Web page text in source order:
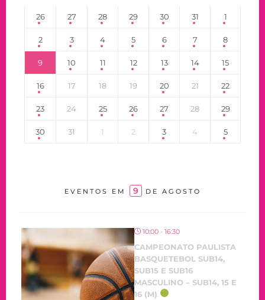
26 27 28 29 30 31 1
2 3 4 5 6 7 8
9 10 11 12 13 14 15
16 17 18 19 20 21 22
23 24 25 26 27 28 29
30 31 1 2 3 4 5
EVENTOS EM 9 DE AGOSTO
10:00 - 16:30
CAMPEONATO PAULISTA
BASQUETEBOL SUB14,
SUB15 E SUB16
MASCULINO – SUB14, 15 E
16 (M)